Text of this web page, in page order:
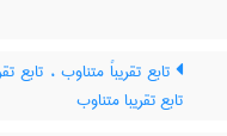
تابع تقریباً متناوب ، تابع
تابع تقریبا متناوب